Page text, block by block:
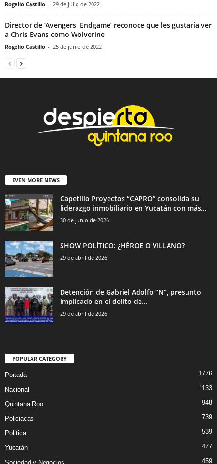
Rogelio Castillo - 29 de julio de 2022
Director de ‘Avengers: Endgame’ reconoce que les gustaría ver
a Chris Evans como Wolverine
Rogelio Castillo - 25 de junio de 2022
EVEN MORE NEWS
Capetillo Proyectos “CAPRO” consolida su
liderazgo inmobiliario en Yucatán con más...
30 de junio de 2026
SHOW POLÍTICO: ¿HÉROE O VILLANO?
29 de abril de 2026
Detención de Gabriel Adolfo “N”, presunto
implicado en el delito de...
29 de abril de 2026
POPULAR CATEGORY
Portada 1776
Nacional 1133
Quintana Roo 948
Policiacas 739
Política 539
Yucatán 477
Sociedad y Negocios 459